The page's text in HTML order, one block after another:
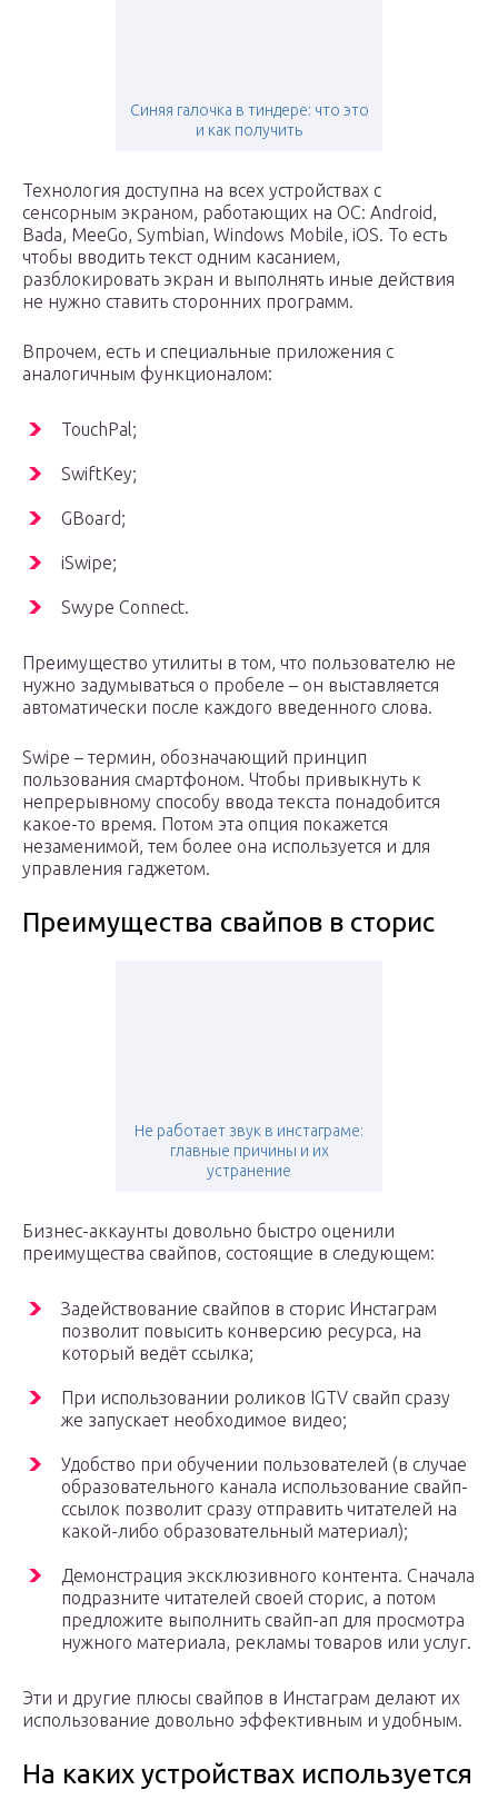
Синяя галочка в тиндере: что это
и как получить
Технология доступна на всех устройствах с
сенсорным экраном, работающих на ОС: Android,
Bada, MeeGo, Symbian, Windows Mobile, iOS. То есть
чтобы вводить текст одним касанием,
разблокировать экран и выполнять иные действия
не нужно ставить сторонних программ.
Впрочем, есть и специальные приложения с
аналогичным функционалом:
TouchPal;
SwiftKey;
GBoard;
iSwipe;
Swype Connect.
Преимущество утилиты в том, что пользователю не
нужно задумываться о пробеле – он выставляется
автоматически после каждого введенного слова.
Swipe – термин, обозначающий принцип
пользования смартфоном. Чтобы привыкнуть к
непрерывному способу ввода текста понадобится
какое-то время. Потом эта опция покажется
незаменимой, тем более она используется и для
управления гаджетом.
Преимущества свайпов в сторис
Не работает звук в инстаграме:
главные причины и их
устранение
Бизнес-аккаунты довольно быстро оценили
преимущества свайпов, состоящие в следующем:
Задействование свайпов в сторис Инстаграм
позволит повысить конверсию ресурса, на
который ведёт ссылка;
При использовании роликов IGTV свайп сразу
же запускает необходимое видео;
Удобство при обучении пользователей (в случае
образовательного канала использование свайп-
ссылок позволит сразу отправить читателей на
какой-либо образовательный материал);
Демонстрация эксклюзивного контента. Сначала
подразните читателей своей сторис, а потом
предложите выполнить свайп-ап для просмотра
нужного материала, рекламы товаров или услуг.
Эти и другие плюсы свайпов в Инстаграм делают их
использование довольно эффективным и удобным.
На каких устройствах используется